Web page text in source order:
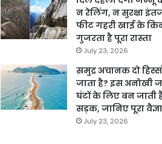
न रेलिंग, न सुरक्षा
फीट गहरी खाई के
गुजरता है पूरा रास्ता
July 23, 2026
समुद्र अचानक दो
जाता है? इस अनोखी
घंटों के लिए बन जाती
सड़क, जानिए पूरा
July 23, 2026